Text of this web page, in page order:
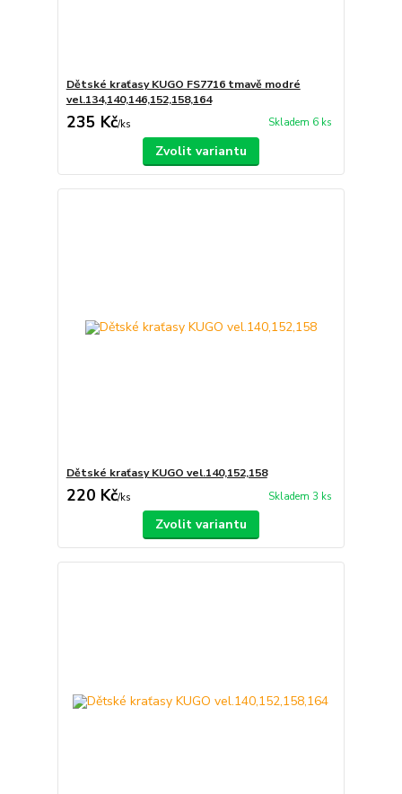
Dětské kraťasy KUGO FS7716 tmavě modré
vel.134,140,146,152,158,164
235 Kč/ks Skladem 6 ks
Zvolit variantu
Dětské kraťasy KUGO vel.140,152,158
220 Kč/ks Skladem 3 ks
Zvolit variantu